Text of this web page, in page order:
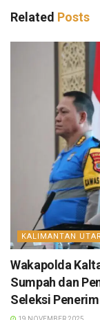
Related Posts
KALIMANTAN
Wakapolda
Sumpah dan
Seleksi